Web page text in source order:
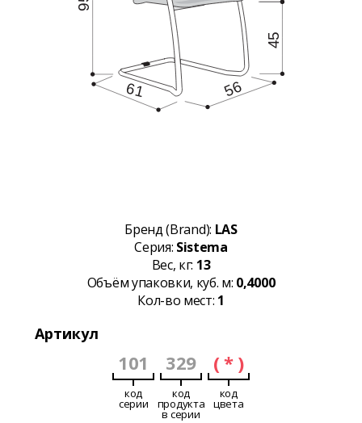
Бренд (Brand): LAS
Серия: Sistema
Вес, кг: 13
Объём упаковки, куб. м: 0,4000
Кол-во мест: 1
Артикул
101
код
серии
329
код
продукта
в серии
( * )
код
цвета